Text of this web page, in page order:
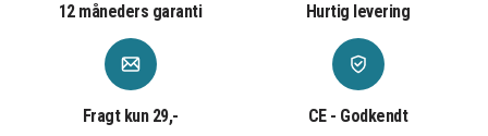
12 måneders garanti Hurtig levering
Fragt kun 29,- CE - Godkendt